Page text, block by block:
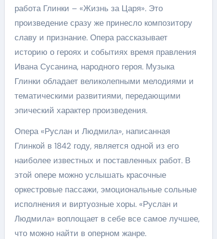
работа Глинки – «Жизнь за Царя». Это
произведение сразу же принесло композитору
славу и признание. Опера рассказывает
историю о героях и событиях время правления
Ивана Сусанина, народного героя. Музыка
Глинки обладает великолепными мелодиями и
тематическими развитиями, передающими
эпический характер произведения.
Опера «Руслан и Людмила», написанная
Глинкой в 1842 году, является одной из его
наиболее известных и поставленных работ. В
этой опере можно услышать красочные
оркестровые пассажи, эмоциональные сольные
исполнения и виртуозные хоры. «Руслан и
Людмила» воплощает в себе все самое лучшее,
что можно найти в оперном жанре.